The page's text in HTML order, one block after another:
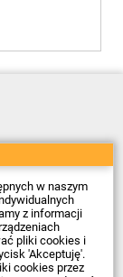
w naszym
z informacji
pliki cookies i
'Akceptuję'.
cookies przez